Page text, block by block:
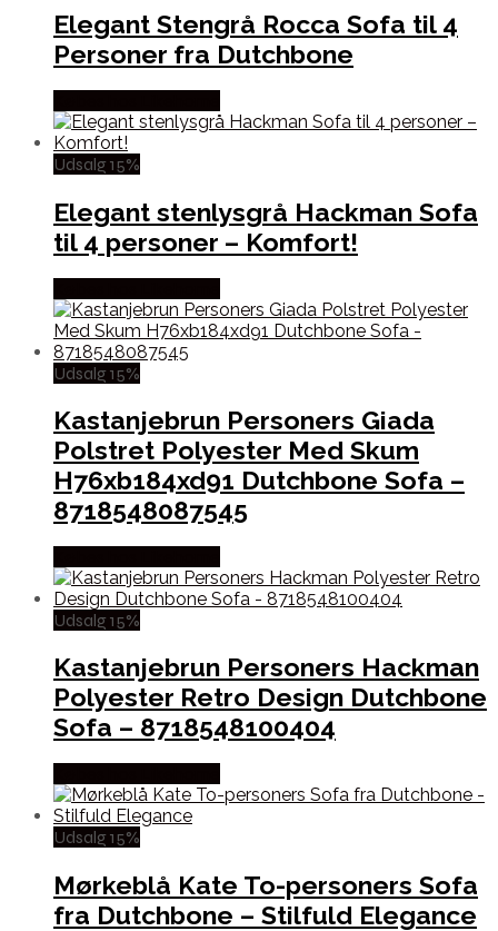
Elegant Stengrå Rocca Sofa til 4
Personer fra Dutchbone
Udsalg 15%
Elegant stenlysgrå Hackman Sofa
til 4 personer – Komfort!
Udsalg 15%
Kastanjebrun Personers Giada
Polstret Polyester Med Skum
H76xb184xd91 Dutchbone Sofa –
8718548087545
Udsalg 15%
Kastanjebrun Personers Hackman
Polyester Retro Design Dutchbone
Sofa – 8718548100404
Udsalg 15%
Mørkeblå Kate To-personers Sofa
fra Dutchbone – Stilfuld Elegance